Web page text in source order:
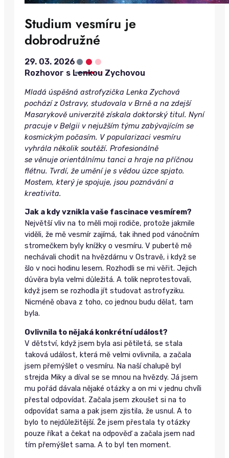
Studium vesmíru je
dobrodružné
29. 03. 2026 •••
Rozhovor s Lenkou Zychovou
Mladá úspěšná astrofyzička Lenka Zychová
pochází z Ostravy, studovala v Brně a na zdejší
Masarykově univerzitě získala doktorský titul. Nyní
pracuje v Belgii v nejužším týmu zabývajícím se
kosmickým počasím. V popularizaci vesmíru
vyhrála několik soutěží. Profesionálně
se věnuje orientálnímu tanci a hraje na příčnou
flétnu. Tvrdí, že umění je s vědou úzce spjato.
Mostem, který je spojuje, jsou poznávání a
kreativita.
Jak a kdy vznikla vaše fascinace vesmírem?
Největší vliv na to měli moji rodiče, protože jakmile
viděli, že mě vesmír zajímá, tak ihned pod vánočním
stromečkem byly knížky o vesmíru. V pubertě mě
nechávali chodit na hvězdárnu v Ostravě, i když se
šlo v noci hodinu lesem. Rozhodli se mi věřit. Jejich
důvěra byla velmi důležitá. A tolik neprotestovali,
když jsem se rozhodla jít studovat astrofyziku.
Nicméně obava z toho, co jednou budu dělat, tam
byla.
Ovlivnila to nějaká konkrétní událost?
V dětství, když jsem byla asi pětiletá, se stala
taková událost, která mě velmi ovlivnila, a začala
jsem přemýšlet o vesmíru. Na naší chalupě byl
strejda Miky a díval se se mnou na hvězdy. Já jsem
mu pořád dávala nějaké otázky a on mi v jednu chvíli
přestal odpovídat. Začala jsem zkoušet si na to
odpovídat sama a pak jsem zjistila, že usnul. A to
bylo to nejdůležitější. Že jsem přestala ty otázky
pouze říkat a čekat na odpověď a začala jsem nad
tím přemýšlet sama. A to byl ten moment.